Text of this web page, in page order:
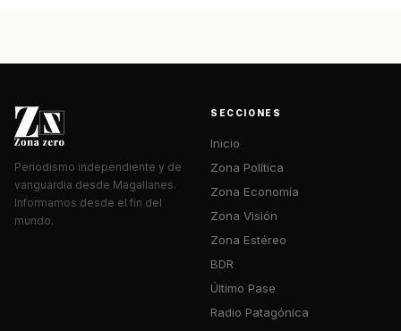
Periodismo independiente y de
vanguardia desde Magallanes.
Informamos desde el fin del
mundo.
SECCIONES
Inicio
Zona Política
Zona Economía
Zona Visión
Zona Estéreo
BDR
Último Pase
Radio Patagónica